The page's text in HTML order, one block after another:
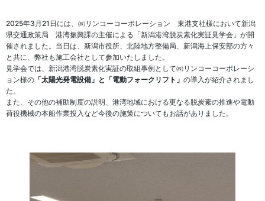
2025年3月21日には、㈱リンコーコーポレーション 東港支社様において新潟
県交通政策局 港湾振興課の主催による「新潟港湾脱炭素化実証見学会」が開
催されました。当日は、新潟市役所、北陸地方整備局、新潟海上保安部の方々
と共に、弊社も施工会社として参加いたしました。
見学会では、新潟港湾脱炭素化実証の取組事例として㈱リンコーコーポレーシ
ョン様の 「太陽光発電設備」と「電動フォークリフト」 の導入が紹介されまし
た。
また、その他の補助制度の説明、港湾地域における更なる脱炭素の推進や電動
荷役機械の本船作業投入など今後の施策についてもお話がありました。